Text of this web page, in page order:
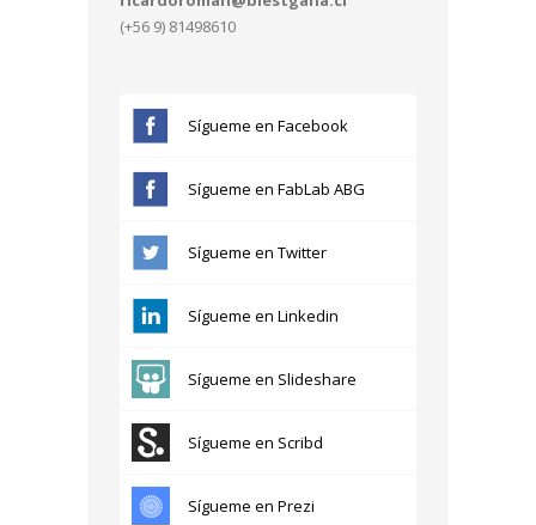
(+56 9) 81498610
Sígueme en Facebook
Sígueme en FabLab ABG
Sígueme en Twitter
Sígueme en Linkedin
Sígueme en Slideshare
Sígueme en Scribd
Sígueme en Prezi